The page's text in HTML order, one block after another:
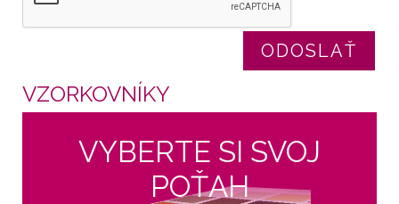
VZORKOVNÍKY
VYBERTE SI SVOJ
POŤAH